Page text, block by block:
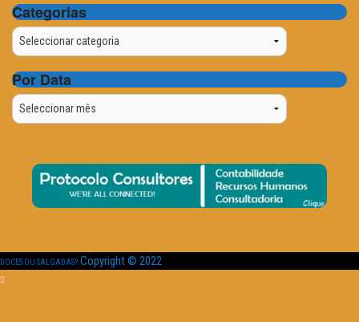
Categorias
Categorias
Por Data
Por
Data
DOCES OU SALGADAS? Copyright © 2022